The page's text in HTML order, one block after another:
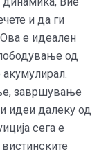
и да ги
е идеален
од
завршување
идеи далеку од
сега е